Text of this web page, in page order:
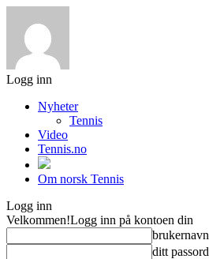
Logg inn
Nyheter
Tennis
Video
Tennis.no
Om norsk Tennis
Logg inn
Velkommen!Logg inn på kontoen din
brukernavn
ditt passord